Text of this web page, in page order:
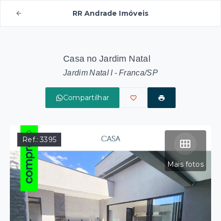
RR Andrade Imóveis
Casa no Jardim Natal
Jardim Natal I - Franca/SP
Compartilhar
Mais fotos
Ref.:3395